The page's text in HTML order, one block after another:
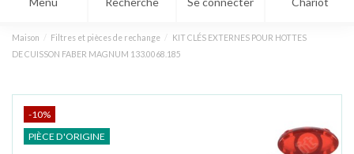
Maison Filtres et pièces de rechange
KIT CLÉS EXTERNES POUR HOTTES
DE CUISSON FABER MAGNUM 133.0068.185
-10%
PIÈCE D'ORIGINE